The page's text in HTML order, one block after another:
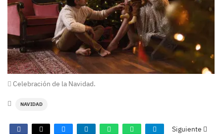
Celebración de la Navidad.
NAVIDAD
Siguiente